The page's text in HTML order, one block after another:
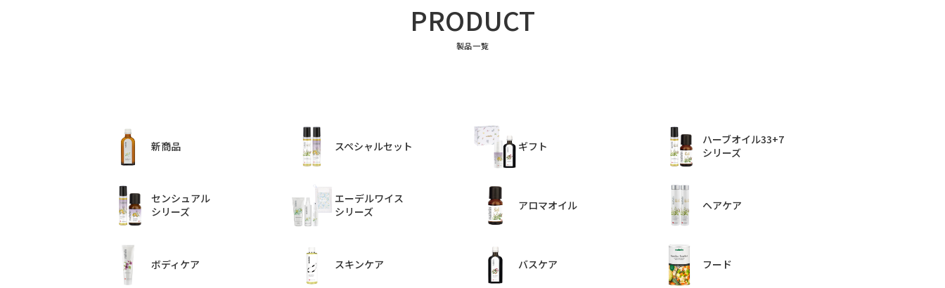
PRODUCT
製品一覧
新商品 スペシャルセット ギフト
ハーブオイル33+7
シリーズ
センシュアル
シリーズ
エーデルワイス
シリーズ
アロマオイル ヘアケア
ボディケア スキンケア バスケア フード